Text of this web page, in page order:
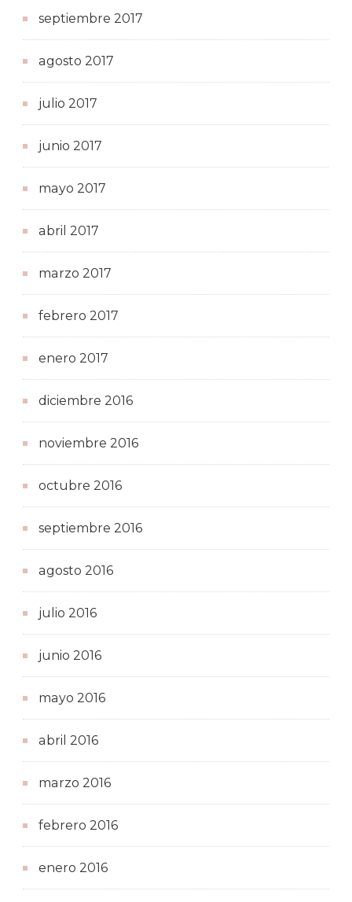
septiembre 2017
agosto 2017
julio 2017
junio 2017
mayo 2017
abril 2017
marzo 2017
febrero 2017
enero 2017
diciembre 2016
noviembre 2016
octubre 2016
septiembre 2016
agosto 2016
julio 2016
junio 2016
mayo 2016
abril 2016
marzo 2016
febrero 2016
enero 2016